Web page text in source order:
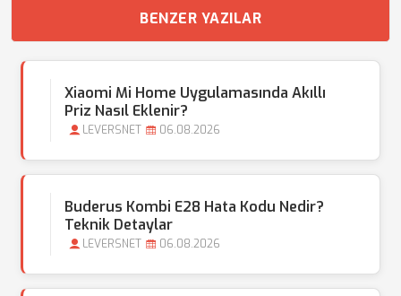
BENZER YAZILAR
Xiaomi Mi Home Uygulamasında Akıllı
Priz Nasıl Eklenir?
LEVERSNET 06.08.2026
Buderus Kombi E28 Hata Kodu Nedir?
Teknik Detaylar
LEVERSNET 06.08.2026